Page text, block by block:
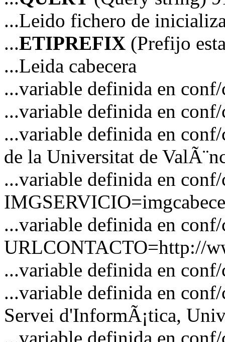
...Leido fichero de
...ETIPREFIX (Prefijo
...Leida cabecera
...variable definida en
...variable definida en
...variable definida en
de la Universitat de
...variable definida en
...variable definida en
URLCONTACTO=http://
...variable definida en
...variable definida en
Servei d'InformÃ¡tica,
...variable definida en